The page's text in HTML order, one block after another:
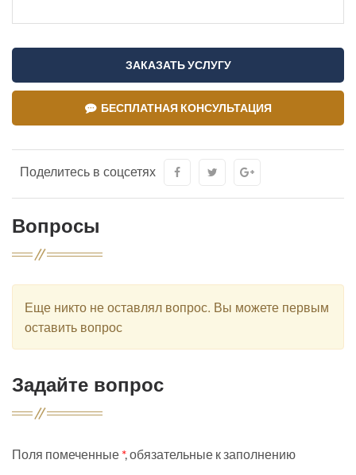
ЗАКАЗАТЬ УСЛУГУ
БЕСПЛАТНАЯ КОНСУЛЬТАЦИЯ
Поделитесь в соцсетях
Вопросы
Еще никто не оставлял вопрос. Вы можете первым
оставить вопрос
Задайте вопрос
Поля помеченные *, обязательные к заполнению